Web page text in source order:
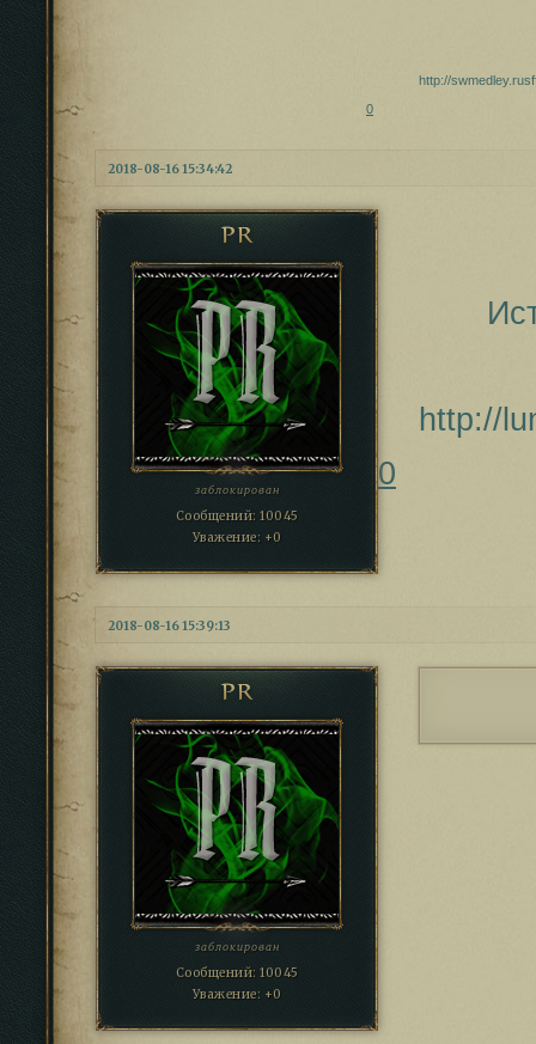
http://
0
2018-08-16 15:34:42
PR
заблокирован
Сообщений: 10045
Уважение: +0
http://
0
2018-08-16 15:39:13
PR
заблокирован
Сообщений: 10045
Уважение: +0